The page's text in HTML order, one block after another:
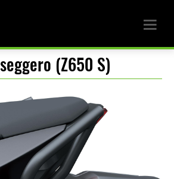
(Z650 S)